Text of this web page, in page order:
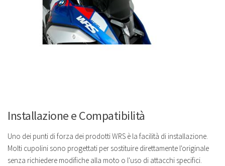
Installazione e Compatibilità
Uno dei punti di forza dei prodotti WRS è la facilità di installazione.
Molti cupolini sono progettati per sostituire direttamente l'originale
senza richiedere modifiche alla moto o l'uso di attacchi specifici.